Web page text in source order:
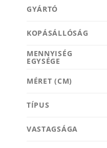
GYÁRTÓ
KOPÁSÁLLÓSÁG
MENNYISÉG
EGYSÉGE
MÉRET (CM)
TÍPUS
VASTAGSÁGA